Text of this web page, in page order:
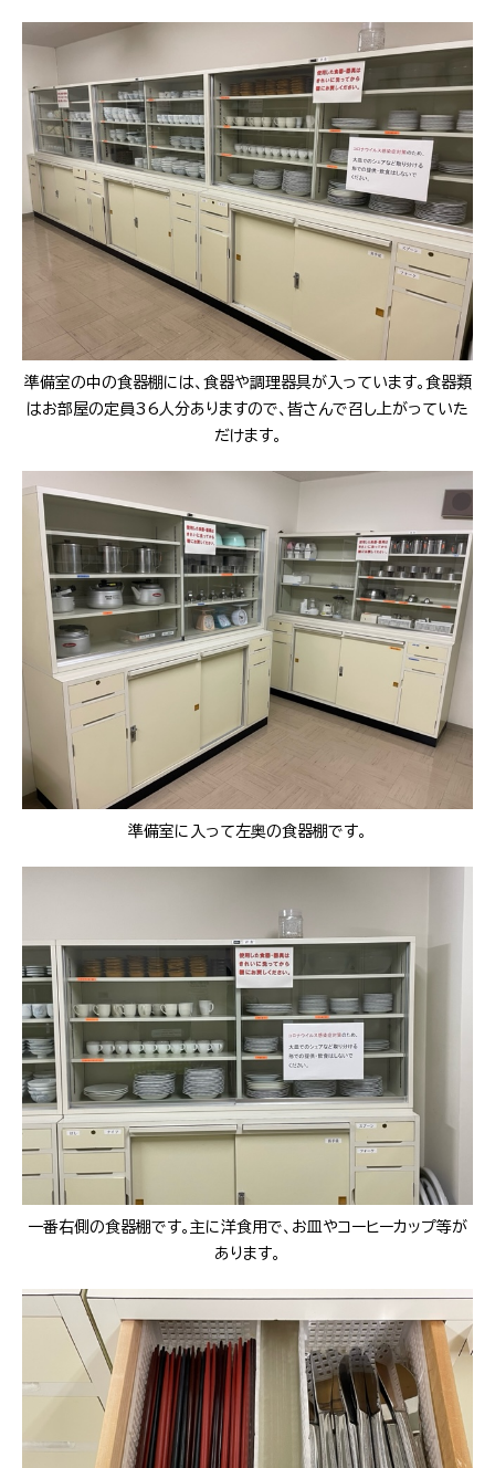
準備室の中の食器棚には、食器や調理器具が入っています。食器類
はお部屋の定員36人分ありますので、皆さんで召し上がっていた
だけます。
準備室に入って左奥の食器棚です。
一番右側の食器棚です。主に洋食用で、お皿やコーヒーカップ等が
あります。